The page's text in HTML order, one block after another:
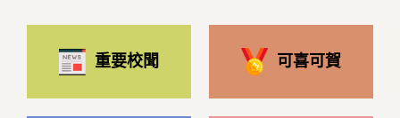
重要校聞 可喜可賀